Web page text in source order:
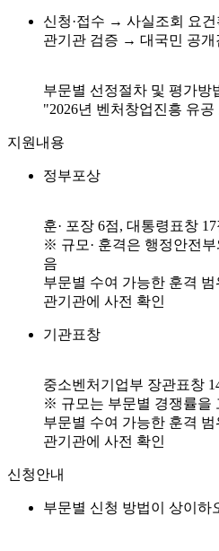
신청·접수 → 사실조회 요
관기관 검증 → 대국민 공
부문별 선정절차 및 평가방
"2026년 벤처창업진흥 유
지원내용
정부포상
훈· 포장 6점, 대통령표창
※ 규모· 훈격은 행정안전
음
부문별 수여 가능한 훈격
관기관에 사전 확인
기관표창
중소벤처기업부 장관표창
※ 규모는 부문별 경쟁률을
부문별 수여 가능한 훈격
관기관에 사전 확인
신청안내
부문별 신청 방법이 상이하